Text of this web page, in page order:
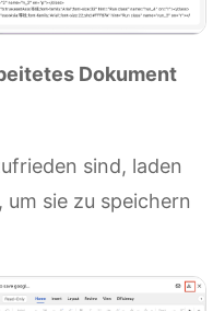
Dokument
sind, laden
sie zu speichern